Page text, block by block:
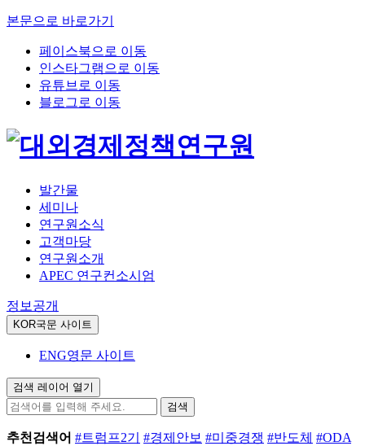
본문으로 바로가기
페이스북으로 이동
인스타그램으로 이동
유튜브로 이동
블로그로 이동
발간물
세미나
연구원소식
고객마당
연구원소개
APEC 연구컨소시엄
정보공개
KOR국문 사이트
ENG영문 사이트
검색 레이어 열기
검색
추천검색어 #트럼프2기 #경제안보 #미중경쟁 #반도체 #ODA